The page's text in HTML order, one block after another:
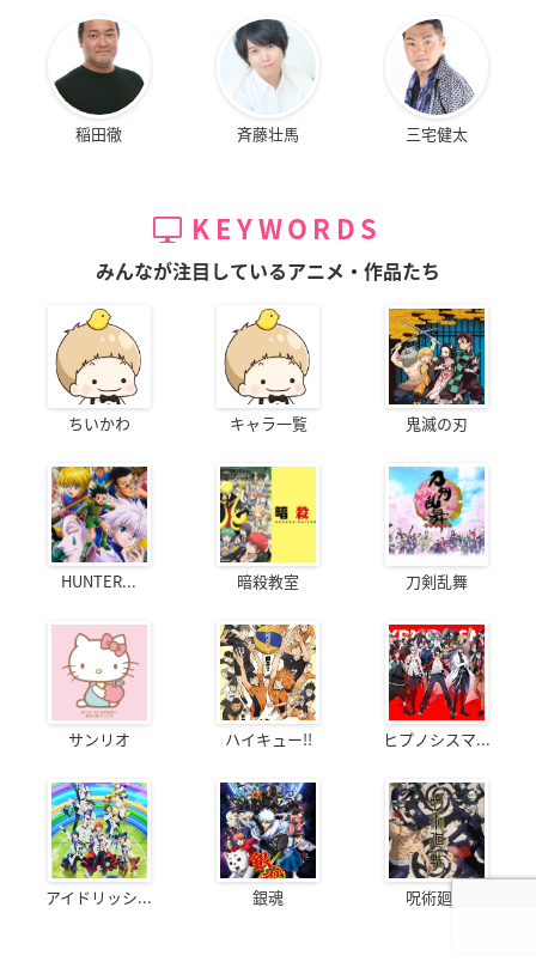
稲田徹 斉藤壮馬 三宅健太
KEYWORDS
みんなが注目しているアニメ・作品たち
ちいかわ キャラ一覧 鬼滅の刃
HUNTER... 暗殺教室 刀剣乱舞
サンリオ ハイキュー!! ヒプノシスマ...
アイドリッシ... 銀魂 呪術廻戦